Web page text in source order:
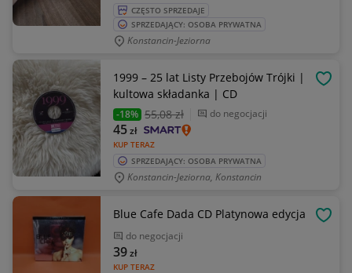
CZĘSTO SPRZEDAJE
SPRZEDAJĄCY: OSOBA PRYWATNA
Konstancin-Jeziorna
1999 – 25 lat Listy Przebojów Trójki |
kultowa składanka | CD
-18% 55,08 zł do negocjacji
KUP TERAZ
45zł
SPRZEDAJĄCY: OSOBA PRYWATNA
Konstancin-Jeziorna, Konstancin
Blue Cafe Dada CD Platynowa edycja
do negocjacji
KUP TERAZ
39zł